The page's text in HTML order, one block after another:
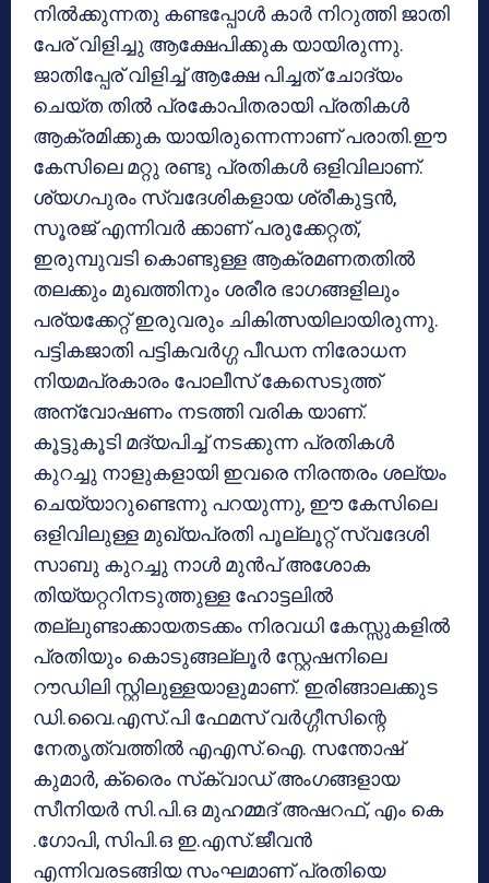
നില്‍ക്കുന്നതു കണ്ടപ്പോള്‍ കാര്‍ നിറുത്തി ജാതി
പേര് വിളിച്ചു ആക്ഷേപിക്കുക യായിരുന്നു.
ജാതിപ്പേര് വിളിച്ച് ആക്ഷേ പിച്ചത് ചോദ്യം
ചെയ്ത തില്‍ പ്രകോപിതരായി പ്രതികള്‍
ആക്രമിക്കുക യായിരുന്നെന്നാണ് പരാതി.ഈ
കേസിലെ മറ്റു രണ്ടു പ്രതികള്‍ ഒളിവിലാണ്.
ശ്യഗപുരം സ്വദേശികളായ ശ്രീകുട്ടന്‍,
സൂരജ് എന്നിവര്‍ ക്കാണ് പരുക്കേറ്റത്,
ഇരുമ്പുവടി കൊണ്ടുള്ള ആക്രമണതതില്‍
തലക്കും മുഖത്തിനും ശരീര ഭാഗങ്ങളിലും
പര്യക്കേറ്റ് ഇരുവരും ചികിത്സയിലായിരുന്നു.
പട്ടികജാതി പട്ടികവര്‍ഗ്ഗ പീഡന നിരോധന
നിയമപ്രകാരം പോലീസ് കേസെടുത്ത്
അന്വോഷണം നടത്തി വരിക യാണ്.
കൂട്ടുകൂടി മദ്യപിച്ച് നടക്കുന്ന പ്രതികള്‍
കുറച്ചു നാളുകളായി ഇവരെ നിരന്തരം ശല്യം
ചെയ്യാറുണ്ടെന്നു പറയുന്നു, ഈ കേസിലെ
ഒളിവിലുള്ള മുഖ്യപ്രതി പൂല്ലൂറ്റ് സ്വദേശി
സാബു കുറച്ചു നാള്‍ മുന്‍പ് അശോക
തിയ്യറ്ററിനടുത്തുള്ള ഹോട്ടലില്‍
തല്ലുണ്ടാക്കായതടക്കം നിരവധി കേസ്സുകളില്‍
പ്രതിയും കൊടുങ്ങല്ലൂര്‍ സ്റ്റേഷനിലെ
റൗഡിലി സ്റ്റിലുള്ളയാളുമാണ്. ഇരിങ്ങാലക്കുട
ഡി.വൈ.എസ്.പി ഫേമസ് വര്‍ഗ്ഗീസിന്റെ
നേതൃത്വത്തില്‍ എഎസ്.ഐ. സന്തോഷ്
കുമാര്‍, ക്രൈം സ്‌ക്വാഡ് അംഗങ്ങളായ
സീനിയര്‍ സി.പി.ഒ മുഹമ്മദ് അഷറഫ്, എം കെ
.ഗോപി, സിപി.ഒ ഇ.എസ്.ജീവന്‍
എന്നിവരടങ്ങിയ സംഘമാണ് പ്രതിയെ